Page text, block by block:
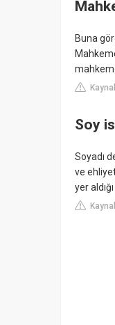
Buna
Soy
Soyadı
ve
yer